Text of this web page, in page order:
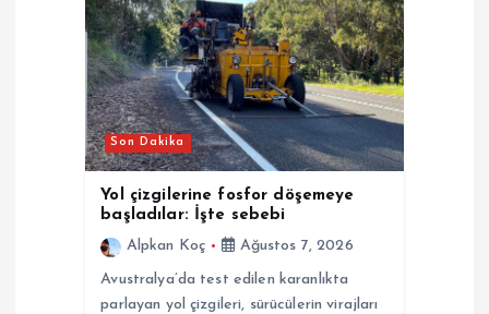
Son Dakika
Yol çizgilerine fosfor döşemeye
başladılar: İşte sebebi
Alpkan Koç
Ağustos 7, 2026
Avustralya’da test edilen karanlıkta
parlayan yol çizgileri, sürücülerin virajları